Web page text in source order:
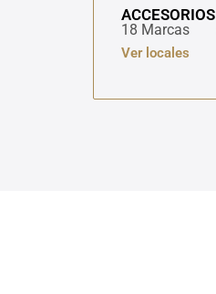
ACCESORIOS
18 Marcas
Ver locales